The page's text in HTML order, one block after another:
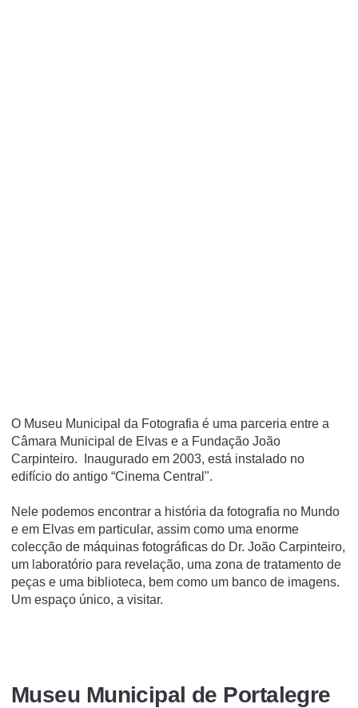
O Museu Municipal da Fotografia é uma parceria entre a
Câmara Municipal de Elvas e a Fundação João
Carpinteiro. Inaugurado em 2003, está instalado no
edifício do antigo “Cinema Central".
Nele podemos encontrar a história da fotografia no Mundo
e em Elvas em particular, assim como uma enorme
colecção de máquinas fotográficas do Dr. João Carpinteiro,
um laboratório para revelação, uma zona de tratamento de
peças e uma biblioteca, bem como um banco de imagens.
Um espaço único, a visitar.
Museu Municipal de Portalegre